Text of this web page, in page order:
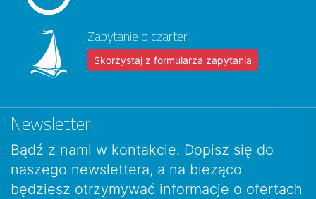
Zapytanie o czarter
Skorzystaj z formularza zapytania
Newsletter
Bądź z nami w kontakcie. Dopisz się do
naszego newslettera, a na bieżąco
będziesz otrzymywać informacje o ofertach